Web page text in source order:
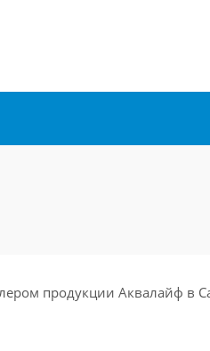
продукции Аквалайф в